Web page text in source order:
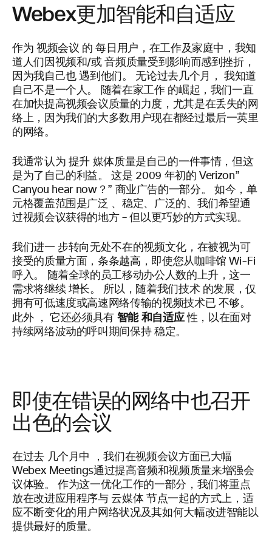
Webex更加智能和自适应
作为 视频会议 的 每日用户，在工作及家庭中，我知
道人们因视频和/或 音频质量受到影响而感到挫折，
因为我自己也遇到他们。 无论过去几个月，
我知道
自己不是一个人。
随着在家工作 的崛起，我们一直
在加快提高视频会议质量的力度，尤其是在丢失的网
络上，因为我们的大多数用户现在都经过最后一英里
的网络。
我通常认为 提升 媒体质量是自己的一件事情，但这
是为了自己的利益。这是 2009 年初的 Verizon”
Canyou hear now？” 商业广告的一部分。 如今，单
元格覆盖范围是广泛 、稳定、广泛的、我们希望通
过视频会议获得的地方 – 但以更巧妙的方式实现。
我们进一 步转向无处不在的视频文化，在被视为可
接受的质量方面，条条越高，即使您从咖啡馆 Wi-Fi
呼入。 随着全球的员工移动办公人数的上升，这一
需求将继续 增长。 所以 ，随着我们技术 的发展，仅
拥有可低速度或高速网络传输的视频技术已 不够。
此外， 它还必须具有 智能 和自适应 性，以在面对
持续网络波动的呼叫期间保持 稳定。
即使在错误的网络中也召开
出色的会议
在过去 几个月中
，我们在视频会议方面已大幅
Webex Meetings通过提高音频和视频质量来增强会
议体验。
作为这一优化工作的一部分，我们将重点
放在改进应用程序与 云媒体 节点一起的方式上，适
应不断变化的用户网络状况及其如何大幅改进智能以
提供最好的质量。